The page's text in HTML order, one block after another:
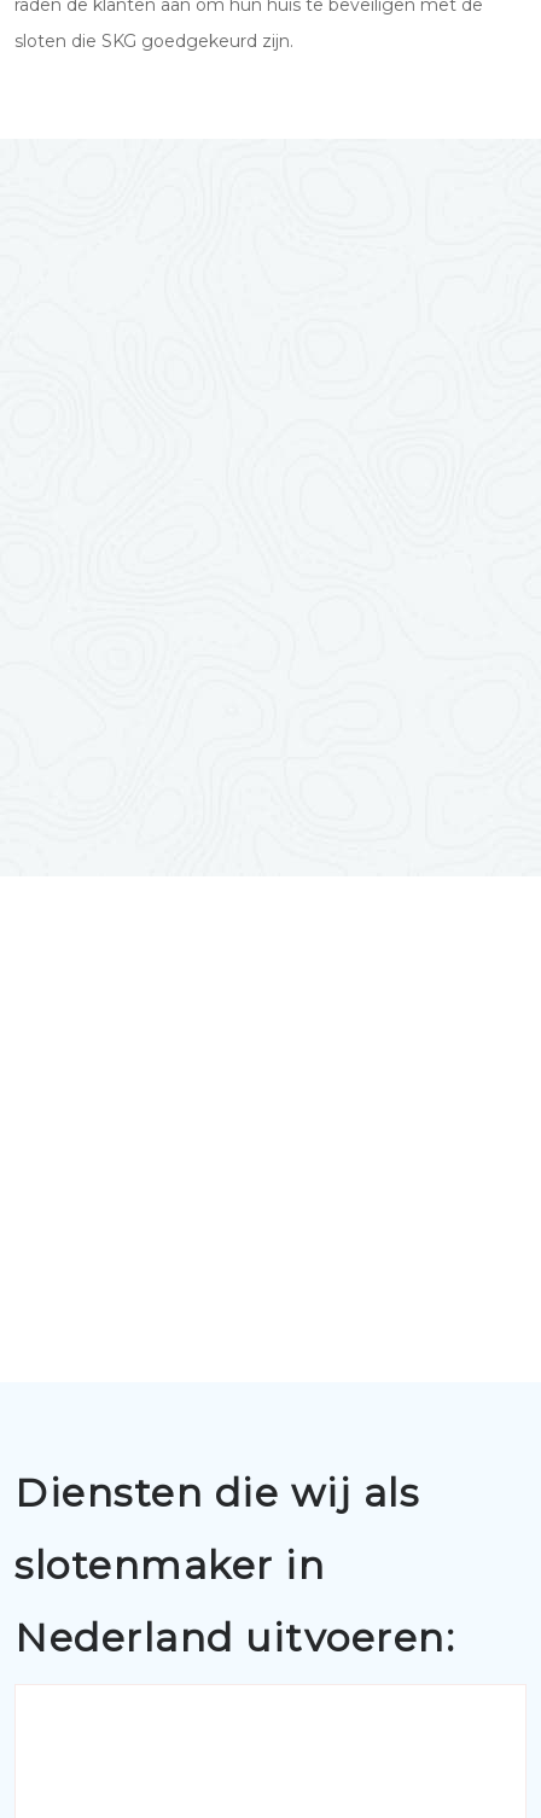
raden de klanten aan om hun huis te beveiligen met de
sloten die SKG goedgekeurd zijn.
Diensten die wij als
slotenmaker in
Nederland uitvoeren: